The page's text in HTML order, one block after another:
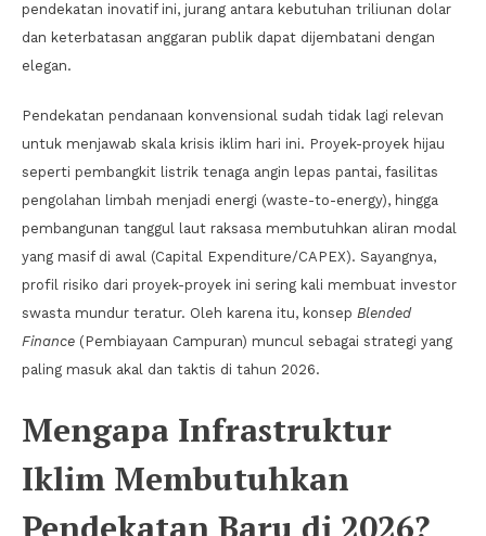
pendekatan inovatif ini, jurang antara kebutuhan triliunan dolar
dan keterbatasan anggaran publik dapat dijembatani dengan
elegan.
Pendekatan pendanaan konvensional sudah tidak lagi relevan
untuk menjawab skala krisis iklim hari ini. Proyek-proyek hijau
seperti pembangkit listrik tenaga angin lepas pantai, fasilitas
pengolahan limbah menjadi energi (waste-to-energy), hingga
pembangunan tanggul laut raksasa membutuhkan aliran modal
yang masif di awal (Capital Expenditure/CAPEX). Sayangnya,
profil risiko dari proyek-proyek ini sering kali membuat investor
swasta mundur teratur. Oleh karena itu, konsep Blended
Finance (Pembiayaan Campuran) muncul sebagai strategi yang
paling masuk akal dan taktis di tahun 2026.
Mengapa Infrastruktur
Iklim Membutuhkan